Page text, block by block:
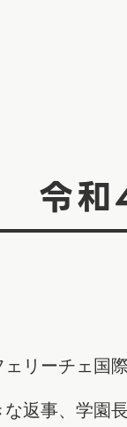
令
リーチェ国
返事、学園